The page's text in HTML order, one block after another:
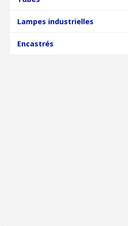
Lampes industrielles
Encastrés